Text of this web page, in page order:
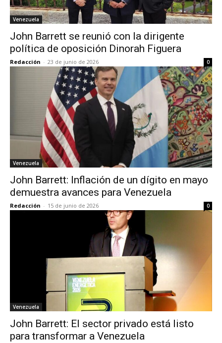
Venezuela
John Barrett se reunió con la dirigente
política de oposición Dinorah Figuera
Redacción - 23 de junio de 2026 0
Venezuela
John Barrett: Inflación de un dígito en mayo
demuestra avances para Venezuela
Redacción - 15 de junio de 2026 0
Venezuela
John Barrett: El sector privado está listo
para transformar a Venezuela